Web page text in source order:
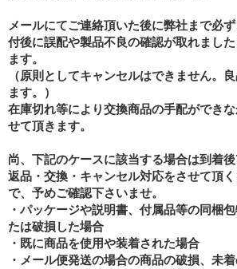
メールにてご連絡頂いた後に弊社まで必
付後に誤配や製品不良の確認が取れまし
ます。
（原則としてキャンセルはできません。
ます。）
在庫切れ等により交換商品の手配ができ
せて頂きます。
尚、下記のケースに該当する場合は到着
返品・交換・キャンセル対応をさせて頂
で、予めご確認下さいませ。
・パッケージや説明書、付属品等の同梱
たは破損した場合
・既に商品を使用や装着された場合
・メール便発送の場合の商品の破損、未